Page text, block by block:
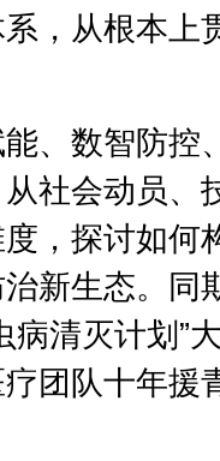
，从根本上
、数智防控
社会动员、
，探讨如何
新生态。同
病清灭计划”
团队十年援